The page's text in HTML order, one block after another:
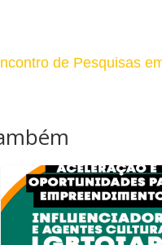
de Pesquisas